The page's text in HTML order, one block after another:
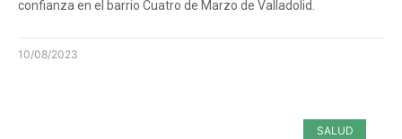
confianza en el barrio Cuatro de Marzo de Valladolid.
10/08/2023
SALUD